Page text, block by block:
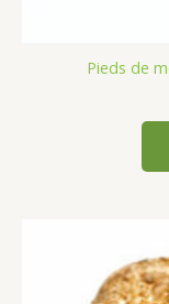
Pieds de